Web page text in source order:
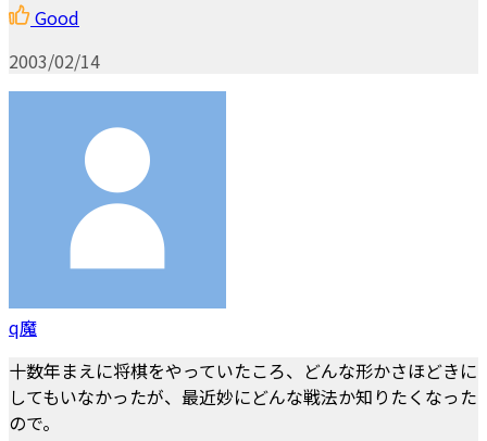
Good
2003/02/14
q魔
十数年まえに将棋をやっていたころ、どんな形かさほどきに
してもいなかったが、最近妙にどんな戦法か知りたくなった
ので。